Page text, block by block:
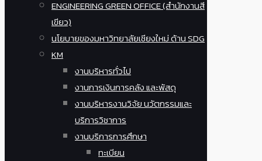
ENGINEERING GREEN OFFICE (สำนักงานสี
เขียว)
นโยบายของมหาวิทยาลัยเชียงใหม่ ด้าน SDG
KM
งานบริหารทั่วไป
งานการเงินการคลัง และพัสดุ
งานบริหารงานวิจัย นวัตกรรมและ
บริการวิชาการ
งานบริการการศึกษา
ทะเบียน